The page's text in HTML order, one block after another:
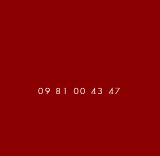
09 81 00 43 47